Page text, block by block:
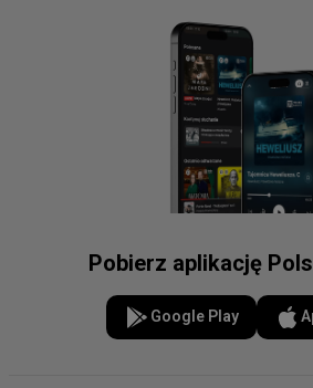
Pobierz aplikację
Google Play